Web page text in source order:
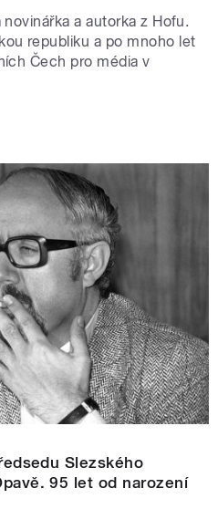
a autorka z Hofu.
republiku a po mnoho let
Čech pro média v
Slezského
95 let od narození